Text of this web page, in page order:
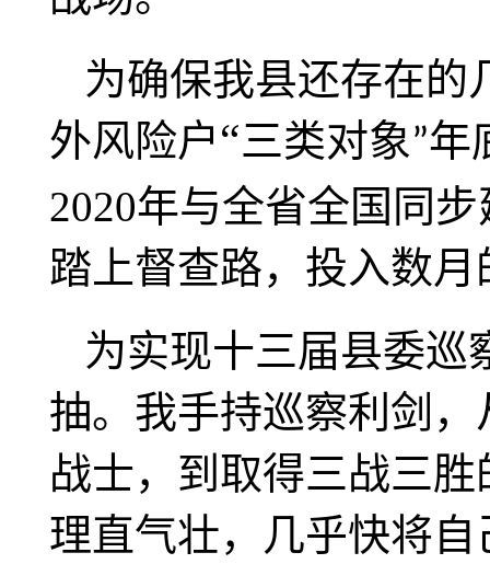
为确保我县还存在的
外风险户“三类对象”年
2020年与全省全国同
踏上督查路，投入数
为实现十三届县委巡
抽。我手持巡察利剑
战士，到取得三战三
理直气壮，几乎快将